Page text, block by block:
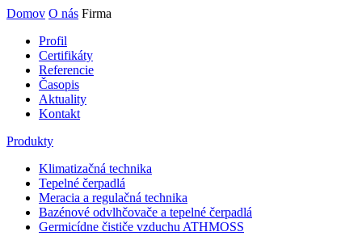
Domov O nás Firma
Profil
Certifikáty
Referencie
Časopis
Aktuality
Kontakt
Produkty
Klimatizačná technika
Tepelné čerpadlá
Meracia a regulačná technika
Bazénové odvlhčovače a tepelné čerpadlá
Germicídne čističe vzduchu ATHMOSS